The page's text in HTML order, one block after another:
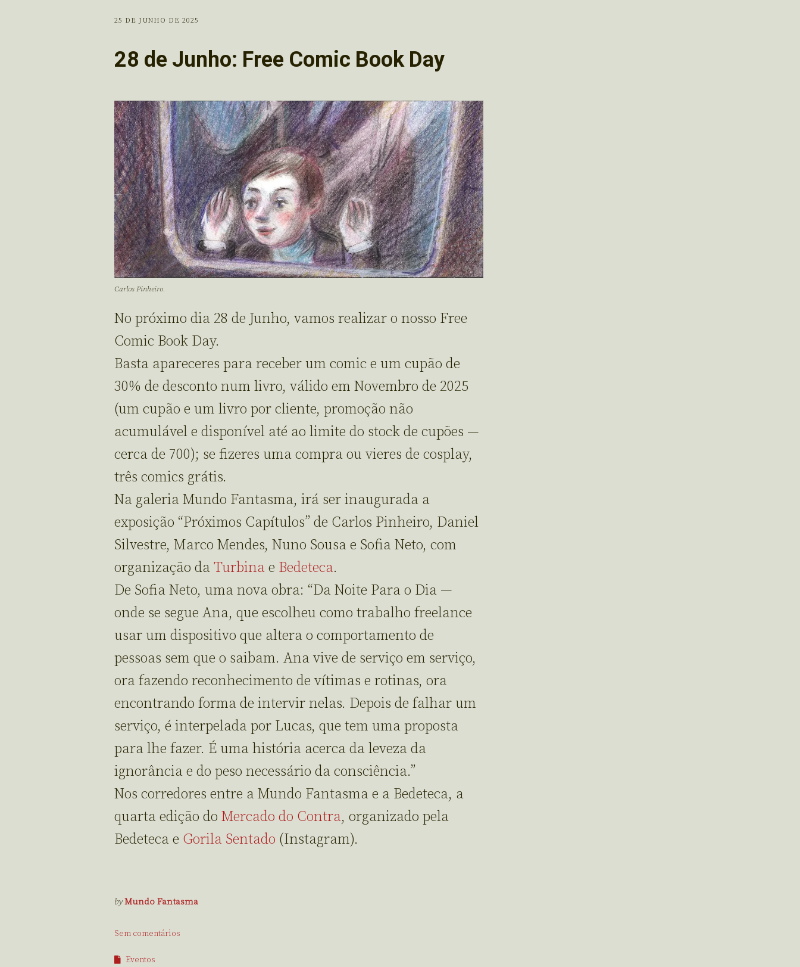
25 DE JUNHO DE 2025
28 de Junho: Free Comic Book Day
Carlos Pinheiro.
No próximo dia 28 de Junho, vamos realizar o nosso Free
Comic Book Day.
Basta apareceres para receber um comic e um cupão de
30% de desconto num livro, válido em Novembro de 2025
(um cupão e um livro por cliente, promoção não
acumulável e disponível até ao limite do stock de cupões —
cerca de 700); se fizeres uma compra ou vieres de cosplay,
três comics grátis.
Na galeria Mundo Fantasma, irá ser inaugurada a
exposição “Próximos Capítulos” de Carlos Pinheiro, Daniel
Silvestre, Marco Mendes, Nuno Sousa e Sofia Neto, com
organização da Turbina e Bedeteca.
De Sofia Neto, uma nova obra: “Da Noite Para o Dia —
onde se segue Ana, que escolheu como trabalho freelance
usar um dispositivo que altera o comportamento de
pessoas sem que o saibam. Ana vive de serviço em serviço,
ora fazendo reconhecimento de vítimas e rotinas, ora
encontrando forma de intervir nelas. Depois de falhar um
serviço, é interpelada por Lucas, que tem uma proposta
para lhe fazer. É uma história acerca da leveza da
ignorância e do peso necessário da consciência.”
Nos corredores entre a Mundo Fantasma e a Bedeteca, a
quarta edição do Mercado do Contra, organizado pela
Bedeteca e Gorila Sentado (Instagram).
byMundo Fantasma
Sem comentários
Eventos